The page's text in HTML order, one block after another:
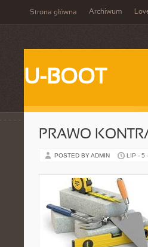
Strona główna Archiwum
U-BOOT
PRAWO
POSTED BY ADMIN LIP - 5